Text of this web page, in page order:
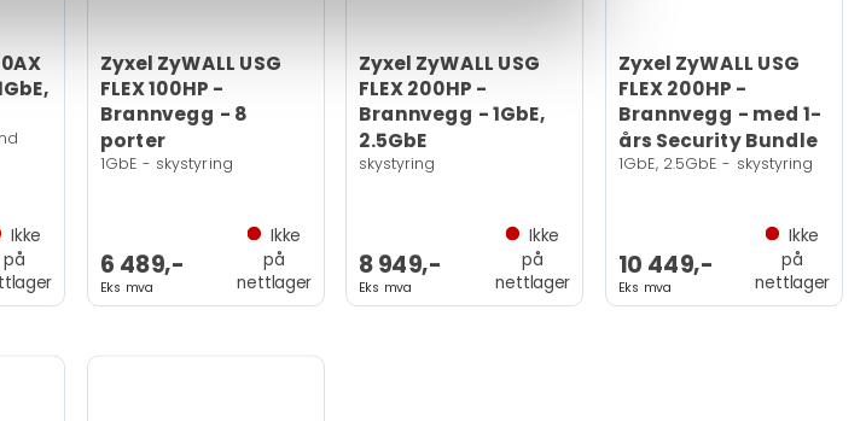
Ikke
på
Zyxel ZyWALL USG
FLEX 100HP -
Brannvegg - 8
porter
1GbE - skystyring
6 489,-
Eks mva
Ikke
på
nettlager
Zyxel ZyWALL USG
FLEX 200HP -
Brannvegg - 1GbE,
2.5GbE
skystyring
8 949,-
Eks mva
Ikke
på
nettlager
Zyxel ZyWALL USG
FLEX 200HP -
Brannvegg - med 1-
års Security Bundle
1GbE, 2.5GbE - skystyring
10 449,-
Eks mva
Ikke
på
nettlager